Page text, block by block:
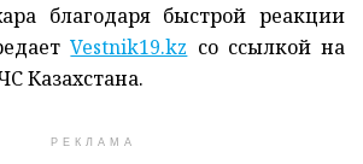
благодаря быстрой реакции
Vestnik19.kz со ссылкой на
Казахстана.
РЕКЛАМА